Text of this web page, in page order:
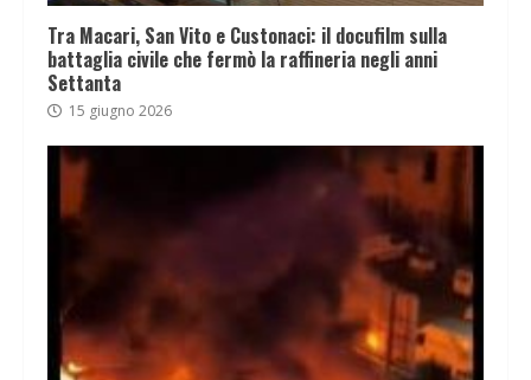
Tra Macari, San Vito e Custonaci: il docufilm sulla
battaglia civile che fermò la raffineria negli anni
Settanta
15 giugno 2026